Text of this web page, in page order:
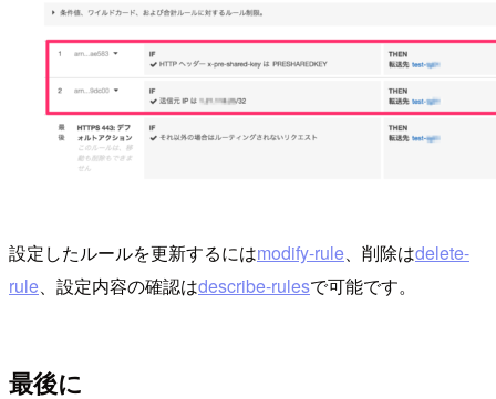
設定したルールを更新するにはmodify-rule 、削除はdelete-
rule 、設定内容の確認はdescribe-rulesで可能です。
最後に